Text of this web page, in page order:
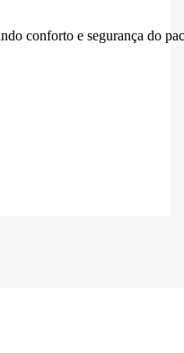
conforto e segurança do